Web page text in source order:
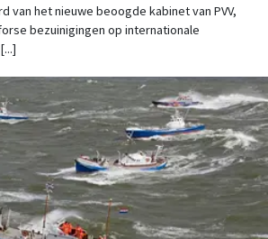
van het nieuwe beoogde kabinet van PVV,
forse bezuinigingen op internationale